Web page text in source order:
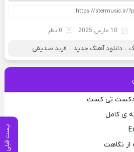
پست قبلی
10 مارس 2025 0 نظر
، دانلود آهنگ جدید ، فرید صدیقی
تی کست
ی کامل
از نگاهت